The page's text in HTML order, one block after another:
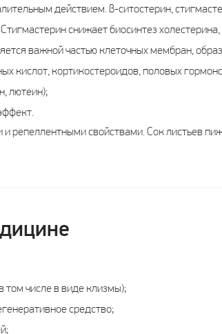
действием. β-ситостерин,
снижает биосинтез холестерина,
важной частью клеточных мембран,
кислот, кортикостероидов, половых
лютеин);
репеллентными свойствами. Сок листьев
том числе в виде клизмы);
средство;